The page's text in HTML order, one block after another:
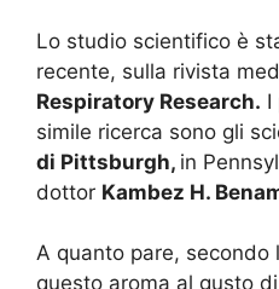
Lo studio scientifico è
recente, sulla rivista
Respiratory Research. I
simile ricerca sono gli
di Pittsburgh, in
dottor Kambez H.
A quanto pare, secondo
questo aroma al gusto